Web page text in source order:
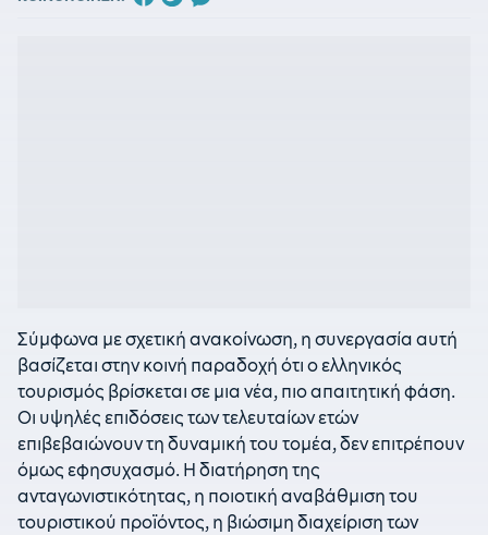
Σύμφωνα με σχετική ανακοίνωση, η συνεργασία αυτή
βασίζεται στην κοινή παραδοχή ότι ο ελληνικός
τουρισμός βρίσκεται σε μια νέα, πιο απαιτητική φάση.
Οι υψηλές επιδόσεις των τελευταίων ετών
επιβεβαιώνουν τη δυναμική του τομέα, δεν επιτρέπουν
όμως εφησυχασμό. Η διατήρηση της
ανταγωνιστικότητας, η ποιοτική αναβάθμιση του
τουριστικού προϊόντος, η βιώσιμη διαχείριση των